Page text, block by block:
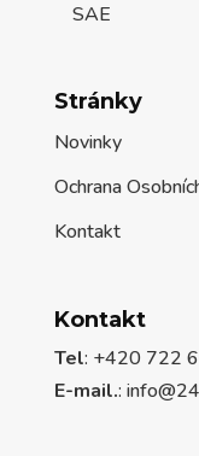
SAE
Stránky
Novinky
Ochrana
Kontakt
Kontakt
Tel: +420 722
E-mail.: